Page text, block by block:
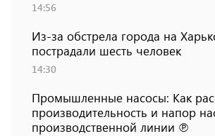
14:56
Из-за обстрела города на
пострадали шесть человек
14:30
Промышленные насосы: Как
производительность и напор
производственной линии ℗